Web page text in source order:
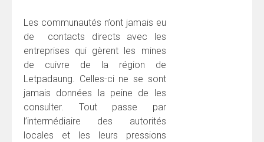
Les communautés n’ont jamais eu
de contacts directs avec les
entreprises qui gèrent les mines
de cuivre de la région de
Letpadaung. Celles-ci ne se sont
jamais données la peine de les
consulter. Tout passe par
l’intermédiaire des autorités
locales et les leurs pressions